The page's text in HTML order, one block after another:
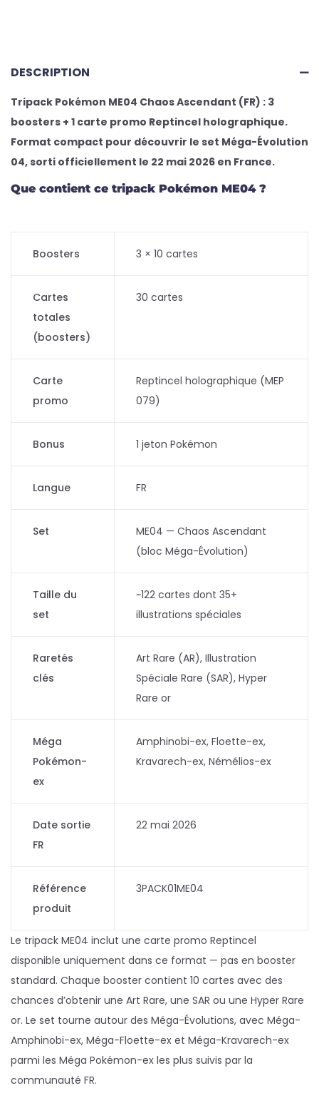
DESCRIPTION
Tripack Pokémon ME04 Chaos Ascendant (FR) : 3
boosters + 1 carte promo Reptincel holographique.
Format compact pour découvrir le set Méga-Évolution
04, sorti officiellement le 22 mai 2026 en France.
Que contient ce tripack Pokémon ME04 ?
Boosters 3 × 10 cartes
Cartes
totales
(boosters)
30 cartes
Carte
promo
Reptincel holographique (MEP
079)
Bonus 1 jeton Pokémon
Langue FR
Set
ME04 — Chaos Ascendant
(bloc Méga-Évolution)
Taille du
set
~122 cartes dont 35+
illustrations spéciales
Raretés
clés
Art Rare (AR), Illustration
Spéciale Rare (SAR), Hyper
Rare or
Méga
Pokémon-
ex
Amphinobi-ex, Floette-ex,
Kravarech-ex, Némélios-ex
Date sortie
FR
22 mai 2026
Référence
produit
3PACK01ME04
Le tripack ME04 inclut une carte promo Reptincel
disponible uniquement dans ce format — pas en booster
standard. Chaque booster contient 10 cartes avec des
chances d’obtenir une Art Rare, une SAR ou une Hyper Rare
or. Le set tourne autour des Méga-Évolutions, avec Méga-
Amphinobi-ex, Méga-Floette-ex et Méga-Kravarech-ex
parmi les Méga Pokémon-ex les plus suivis par la
communauté FR.